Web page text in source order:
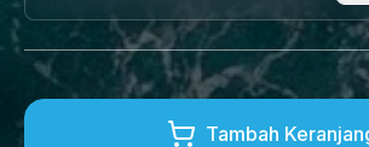
Tambah